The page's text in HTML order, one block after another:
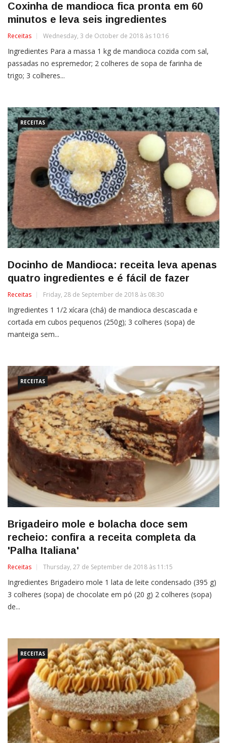
Coxinha de mandioca fica pronta em 60
minutos e leva seis ingredientes
Receitas Wednesday, 3 de October de 2018 às 10:16
Ingredientes Para a massa 1 kg de mandioca cozida com sal,
passadas no espremedor; 2 colheres de sopa de farinha de
trigo; 3 colheres...
RECEITAS
Docinho de Mandioca: receita leva apenas
quatro ingredientes e é fácil de fazer
Receitas Friday, 28 de September de 2018 às 08:30
Ingredientes 1 1/2 xícara (chá) de mandioca descascada e
cortada em cubos pequenos (250g); 3 colheres (sopa) de
manteiga sem...
RECEITAS
Brigadeiro mole e bolacha doce sem
recheio: confira a receita completa da
'Palha Italiana'
Receitas Thursday, 27 de September de 2018 às 11:15
Ingredientes Brigadeiro mole 1 lata de leite condensado (395 g)
3 colheres (sopa) de chocolate em pó (20 g) 2 colheres (sopa)
de...
RECEITAS